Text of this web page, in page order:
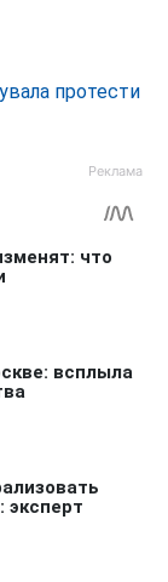
протести